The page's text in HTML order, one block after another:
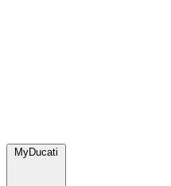
MyDucati